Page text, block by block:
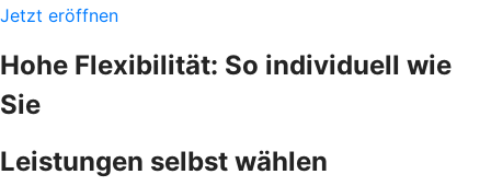
Jetzt eröffnen
Hohe Flexibilität: So individuell wie
Sie
Leistungen selbst wählen